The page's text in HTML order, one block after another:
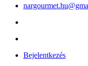
Bejelentkezés